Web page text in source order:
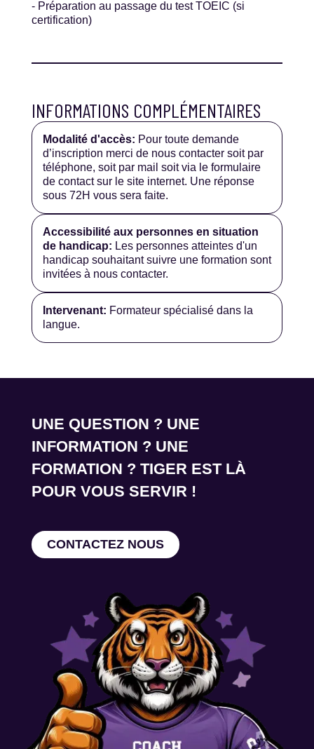
- Préparation au passage du test TOEIC (si
certification)
INFORMATIONS COMPLÉMENTAIRES
Modalité d'accès: Pour toute demande
d’inscription merci de nous contacter soit par
téléphone, soit par mail soit via le formulaire
de contact sur le site internet. Une réponse
sous 72H vous sera faite.
Accessibilité aux personnes en situation
de handicap: Les personnes atteintes d'un
handicap souhaitant suivre une formation sont
invitées à nous contacter.
Intervenant: Formateur spécialisé dans la
langue.
UNE QUESTION ? UNE
INFORMATION ? UNE
FORMATION ? TIGER EST LÀ
POUR VOUS SERVIR !
CONTACTEZ NOUS